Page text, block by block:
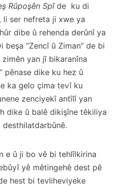
Rûpoşên Spîde ku di
li ser nefreta ji xwe ya
dibe û rehenda derûnî ya
“Zencî û Ziman” de bi
yan jî bikaranîna
pênase dike ku hez û
ka gelo çima tevî ku
zenciyekî antîlî yan
dike û balê dikişîne têkiliya
e û ji bo vê bi tehlîlkirina
yê mêtingehê dest pê
hest bi tevliheviyeke